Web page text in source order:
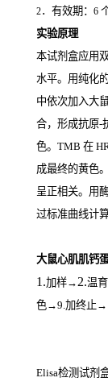
2．有效期： 6
实验原理
本试剂盒应用
水平。用纯化
中依次加入大
合，形成抗原-
色。 TMB 在
成最终的黄色
呈正相关。用
过标准曲线计
大鼠心肌肌钙
1.加样→ 2.温育
色→9.加终止
Elisa检测试剂